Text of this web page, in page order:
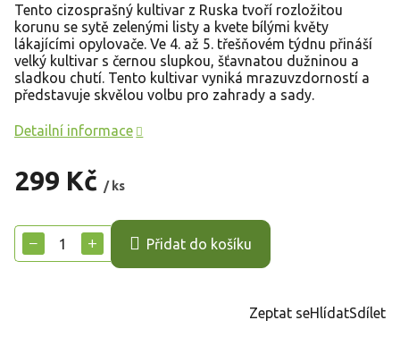
299 Kč / ks
cena:
+
− Přidat do košíku
Tento cizosprašný kultivar z Ruska tvoří rozložitou
korunu se sytě zelenými listy a kvete bílými květy
lákajícími opylovače. Ve 4. až 5. třešňovém týdnu přináší
velký kultivar s černou slupkou, šťavnatou dužninou a
sladkou chutí. Tento kultivar vyniká mrazuvzdorností a
představuje skvělou volbu pro zahrady a sady.
Detailní informace
Zeptat seHlídatSdílet